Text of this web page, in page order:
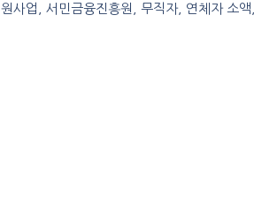
사업, 서민금융진흥원, 무직자, 연체자 소